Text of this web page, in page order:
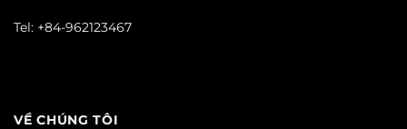
Tel: +84-962123467
VỀ CHÚNG TÔI